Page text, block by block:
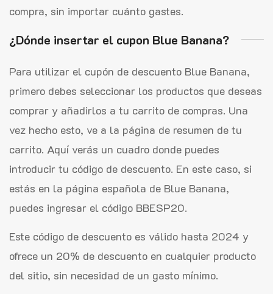
compra, sin importar cuánto gastes.
¿Dónde insertar el cupon Blue Banana?
Para utilizar el cupón de descuento Blue Banana,
primero debes seleccionar los productos que deseas
comprar y añadirlos a tu carrito de compras. Una
vez hecho esto, ve a la página de resumen de tu
carrito. Aquí verás un cuadro donde puedes
introducir tu código de descuento. En este caso, si
estás en la página española de Blue Banana,
puedes ingresar el código BBESP20.
Este código de descuento es válido hasta 2024 y
ofrece un 20% de descuento en cualquier producto
del sitio, sin necesidad de un gasto mínimo.